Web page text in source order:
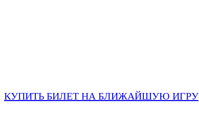
КУПИТЬ БИЛЕТ НА БЛИЖАЙШУЮ ИГРУ